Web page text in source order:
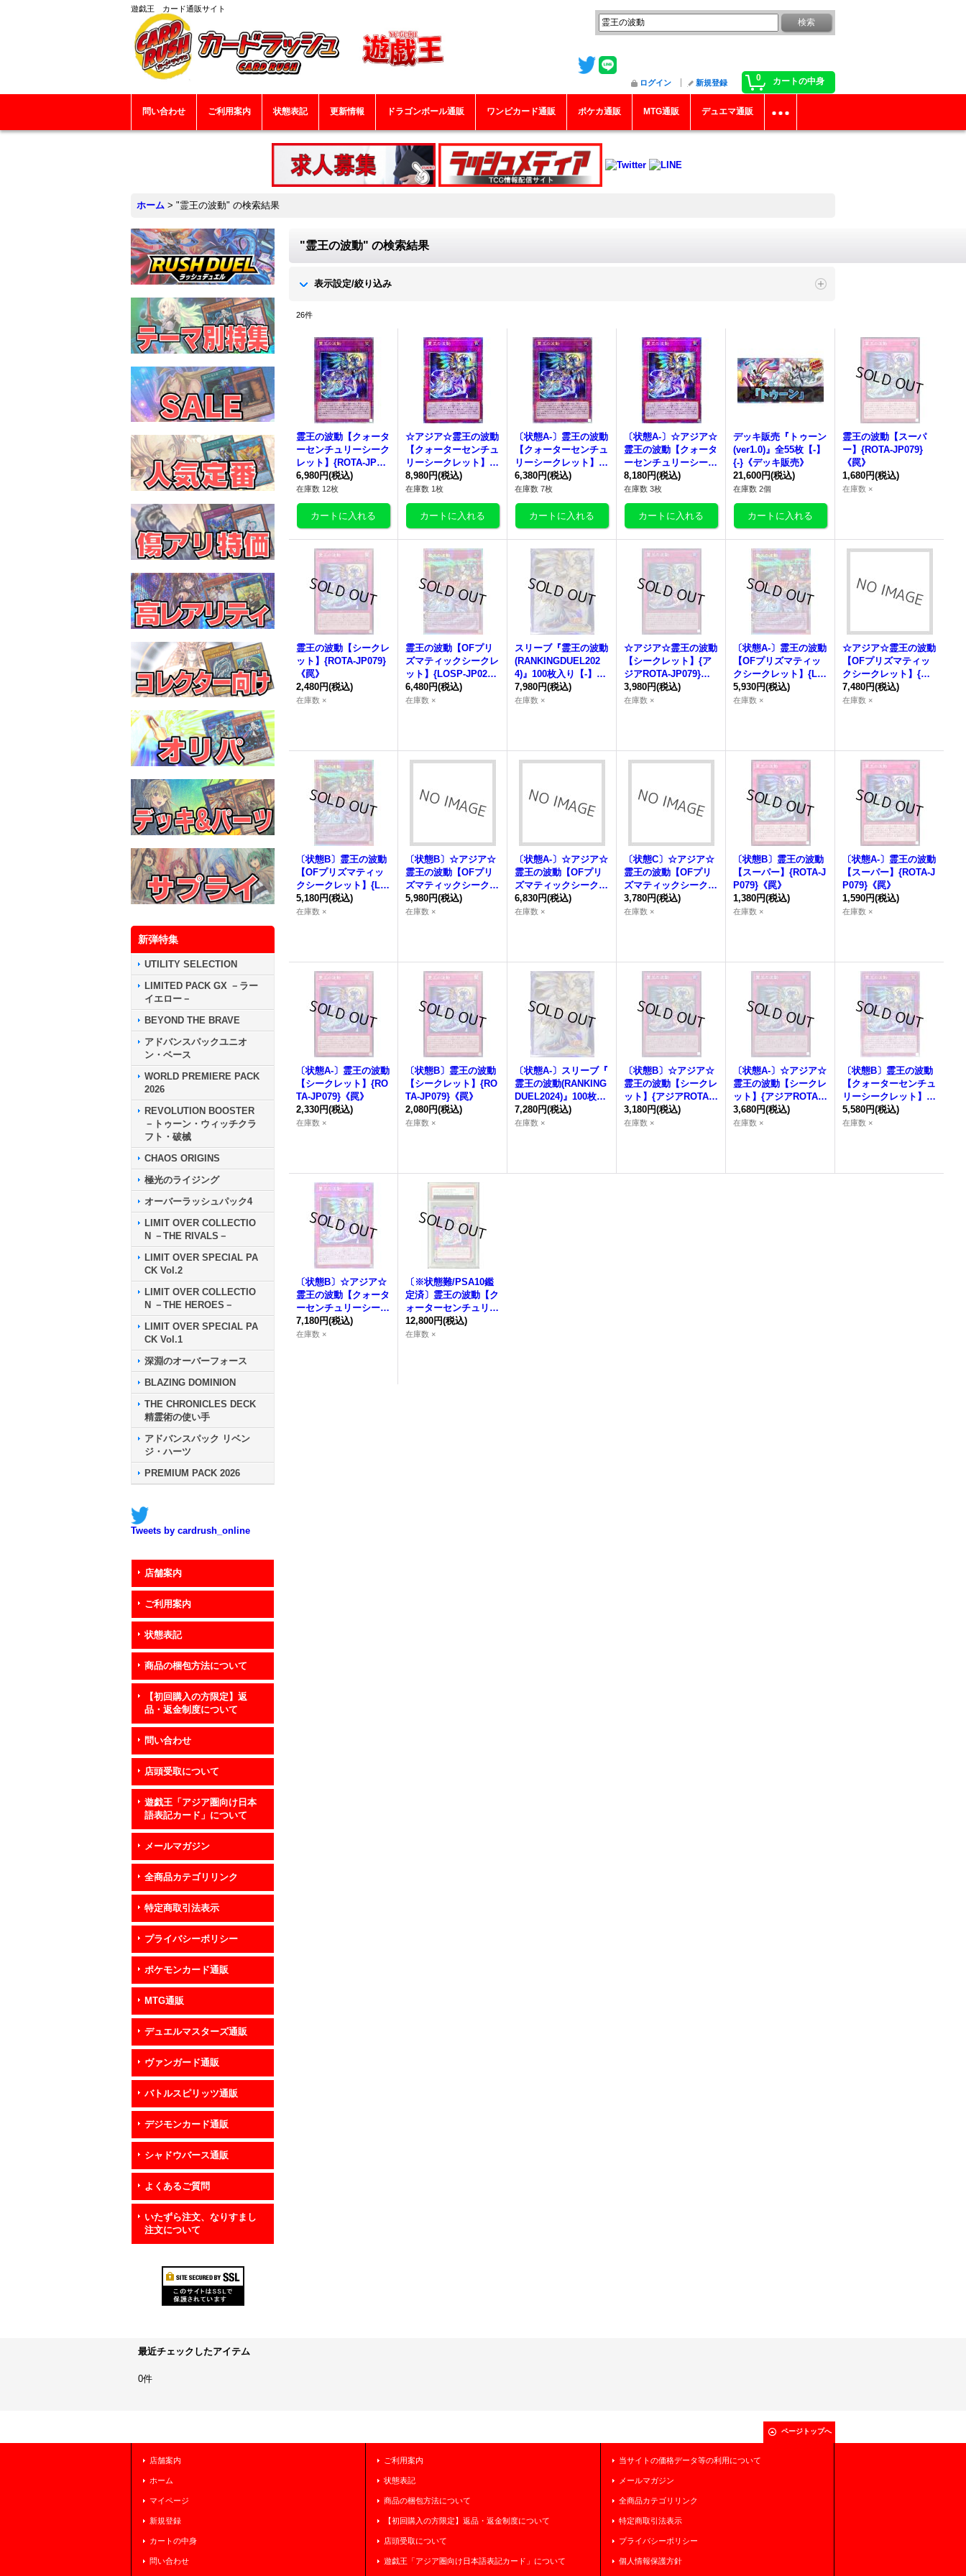
遊戯王 カード通販サイト
0 カートの中身
ログイン 新規登録
問い合わせ ご利用案内 状態表記 更新情報 ドラゴンボール通販 ワンピカード通販 ポケカ通販 MTG通販 デュエマ通販
ホーム > "霊王の波動" の検索結果
新弾特集
UTILITY SELECTION
LIMITED PACK GX －ラー
イエロー－
BEYOND THE BRAVE
アドバンスパックユニオ
ン・ベース
WORLD PREMIERE PACK
2026
REVOLUTION BOOSTER
－トゥーン・ウィッチクラ
フト・破械
CHAOS ORIGINS
極光のライジング
オーバーラッシュパック4
LIMIT OVER COLLECTIO
N －THE RIVALS－
LIMIT OVER SPECIAL PA
CK Vol.2
LIMIT OVER COLLECTIO
N －THE HEROES－
LIMIT OVER SPECIAL PA
CK Vol.1
深淵のオーバーフォース
BLAZING DOMINION
THE CHRONICLES DECK
精霊術の使い手
アドバンスパック リベン
ジ・ハーツ
PREMIUM PACK 2026
Tweets by cardrush_online
店舗案内
ご利用案内
状態表記
商品の梱包方法について
【初回購入の方限定】返
品・返金制度について
問い合わせ
店頭受取について
遊戯王「アジア圏向け日本
語表記カード」について
メールマガジン
全商品カテゴリリンク
特定商取引法表示
プライバシーポリシー
ポケモンカード通販
MTG通販
デュエルマスターズ通販
ヴァンガード通販
バトルスピリッツ通販
デジモンカード通販
シャドウバース通販
よくあるご質問
いたずら注文、なりすまし
注文について
"霊王の波動" の検索結果
表示設定/絞り込み
26件
霊王の波動 【クォータ
ーセンチュリーシーク
レット】{ROTA-JP07
9}《罠》
6,980円(税込)
在庫数 12枚
☆アジア☆霊王の波動
【クォーターセンチュ
リーシークレット】
{アジアROTA-JP079}
《罠》
8,980円(税込)
在庫数 1枚
〔状態A-〕 霊王の波動
【クォーターセンチュ
リーシークレット】{R
OTA-JP079}《罠》
6,380円(税込)
在庫数 7枚
〔状態A-〕☆アジア☆
霊王の波動 【クォータ
ーセンチュリーシーク
レット】{アジアROTA
-JP079}《罠》
8,180円(税込)
在庫数 3枚
デッキ販売『トゥーン
(ver1.0)』全55枚【-】
{-}《デッキ販売》
21,600円(税込)
在庫数 2個
霊王の波動 【スーパ
ー】{ROTA-JP079}
《罠》
1,680円(税込)
在庫数 ×
霊王の波動 【シークレ
ット】{ROTA-JP079}
《罠》
2,480円(税込)
在庫数 ×
霊王の波動 【OFプリ
ズマティックシークレ
ット】{LOSP-JP020}
《罠》
6,480円(税込)
在庫数 ×
スリーブ『霊王の波動
(RANKINGDUEL202
4)』100枚入り【-】{-}
《スリーブ》
7,980円(税込)
在庫数 ×
☆アジア☆霊王の波動
【シークレット】{ア
ジアROTA-JP079}
《罠》
3,980円(税込)
在庫数 ×
〔状態A-〕 霊王の波動
【OFプリズマティッ
クシークレット】{LO
SP-JP020}《罠》
5,930円(税込)
在庫数 ×
☆アジア☆霊王の波動
【OFプリズマティッ
クシークレット】{ア
ジアLOSP-JP020}
《罠》
7,480円(税込)
在庫数 ×
〔状態B〕 霊王の波動
【OFプリズマティッ
クシークレット】{LO
SP-JP020}《罠》
5,180円(税込)
在庫数 ×
〔状態B〕☆アジア☆
霊王の波動 【OFプリ
ズマティックシークレ
ット】{アジアLOSP-J
P020}《罠》
5,980円(税込)
在庫数 ×
〔状態A-〕☆アジア☆
霊王の波動 【OFプリ
ズマティックシークレ
ット】{アジアLOSP-J
P020}《罠》
6,830円(税込)
在庫数 ×
〔状態C〕☆アジア☆
霊王の波動 【OFプリ
ズマティックシークレ
ット】{アジアLOSP-J
P020}《罠》
3,780円(税込)
在庫数 ×
〔状態B〕 霊王の波動
【スーパー】{ROTA-J
P079}《罠》
1,380円(税込)
在庫数 ×
〔状態A-〕 霊王の波動
【スーパー】{ROTA-J
P079}《罠》
1,590円(税込)
在庫数 ×
〔状態A-〕 霊王の波動
【シークレット】{RO
TA-JP079}《罠》
2,330円(税込)
在庫数 ×
〔状態B〕 霊王の波動
【シークレット】{RO
TA-JP079}《罠》
2,080円(税込)
在庫数 ×
〔状態A-〕スリーブ『
霊王の波動(RANKING
DUEL2024)』100枚入
り【-】{-}《スリー
ブ》
7,280円(税込)
在庫数 ×
〔状態B〕☆アジア☆
霊王の波動 【シークレ
ット】{アジアROTA-J
P079}《罠》
3,180円(税込)
在庫数 ×
〔状態A-〕☆アジア☆
霊王の波動 【シークレ
ット】{アジアROTA-J
P079}《罠》
3,680円(税込)
在庫数 ×
〔状態B〕 霊王の波動
【クォーターセンチュ
リーシークレット】{R
OTA-JP079}《罠》
5,580円(税込)
在庫数 ×
〔状態B〕☆アジア☆
霊王の波動 【クォータ
ーセンチュリーシーク
レット】{アジアROTA
-JP079}《罠》
7,180円(税込)
在庫数 ×
〔※状態難/PSA10鑑
定済〕 霊王の波動 【ク
ォーターセンチュリー
シークレット】{ROTA
-JP079}《罠》
12,800円(税込)
在庫数 ×
最近チェックしたアイテム
0件
ページトップへ
店舗案内
ホーム
マイページ
新規登録
カートの中身
問い合わせ
ご利用案内
状態表記
商品の梱包方法について
【初回購入の方限定】返品・返金制度について
店頭受取について
遊戯王「アジア圏向け日本語表記カード」について
当サイトの価格データ等の利用について
メールマガジン
全商品カテゴリリンク
特定商取引法表示
プライバシーポリシー
個人情報保護方針